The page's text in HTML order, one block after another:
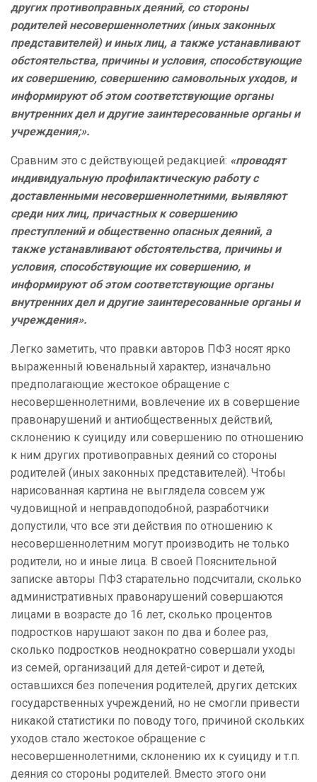
других противоправных деяний, со стороны
родителей несовершеннолетних (иных законных
представителей) и иных лиц, а также устанавливают
обстоятельства, причины и условия, способствующие
их совершению, совершению самовольных уходов, и
информируют об этом соответствующие органы
внутренних дел и другие заинтересованные органы и
учреждения;».
Сравним это с действующей редакцией: «проводят
индивидуальную профилактическую работу с
доставленными несовершеннолетними, выявляют
среди них лиц, причастных к совершению
преступлений и общественно опасных деяний, а
также устанавливают обстоятельства, причины и
условия, способствующие их совершению, и
информируют об этом соответствующие органы
внутренних дел и другие заинтересованные органы и
учреждения».
Легко заметить, что правки авторов ПФЗ носят ярко
выраженный ювенальный характер, изначально
предполагающие жестокое обращение с
несовершеннолетними, вовлечение их в совершение
правонарушений и антиобщественных действий,
склонению к суициду или совершению по отношению
к ним других противоправных деяний со стороны
родителей (иных законных представителей). Чтобы
нарисованная картина не выглядела совсем уж
чудовищной и неправдоподобной, разработчики
допустили, что все эти действия по отношению к
несовершеннолетним могут производить не только
родители, но и иные лица. В своей Пояснительной
записке авторы ПФЗ старательно подсчитали, сколько
административных правонарушений совершаются
лицами в возрасте до 16 лет, сколько процентов
подростков нарушают закон по два и более раз,
сколько подростков неоднократно совершали уходы
из семей, организаций для детей-сирот и детей,
оставшихся без попечения родителей, других детских
государственных учреждений, но не смогли привести
никакой статистики по поводу того, причиной скольких
уходов стало жестокое обращение с
несовершеннолетними, склонению их к суициду и т.п.
деяния со стороны родителей. Вместо этого они